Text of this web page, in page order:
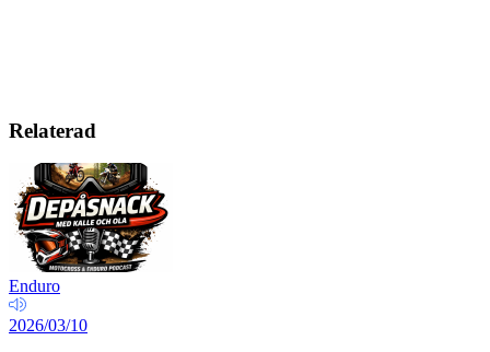
Relaterad
Enduro
2026/03/10